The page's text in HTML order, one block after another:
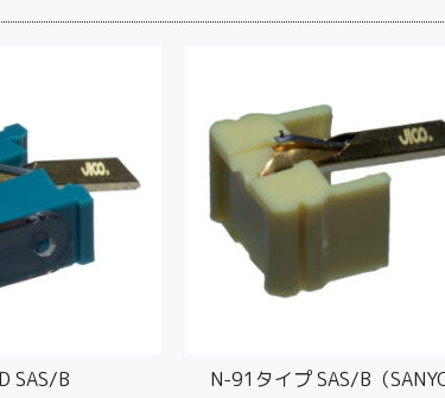
SAS/B N-91タイプ SAS/B（